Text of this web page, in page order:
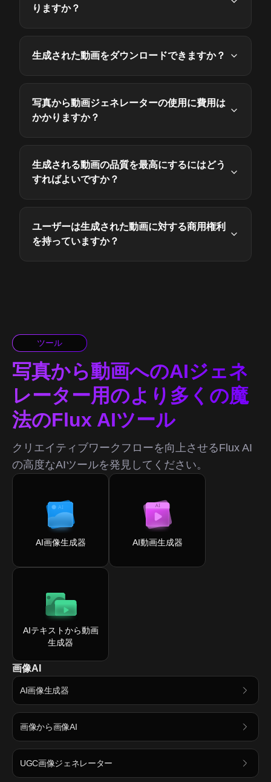
りますか？
生成された動画をダウンロードできますか？
写真から動画ジェネレーターの使用に費用は
かかりますか？
生成される動画の品質を最高にするにはどう
すればよいですか？
ユーザーは生成された動画に対する商用権利
を持っていますか？
ツール
写真から動画へのAIジェネ
レーター用のより多くの魔
法のFlux AIツール
クリエイティブワークフローを向上させるFlux AI
の高度なAIツールを発見してください。
AI画像生成器 AI動画生成器
AIテキストから動画
生成器
画像AI
AI画像生成器
画像から画像AI
UGC画像ジェネレーター